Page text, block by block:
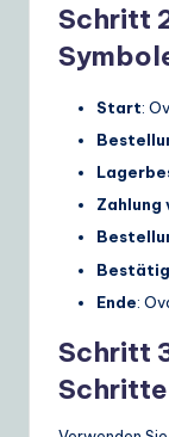
Schritt
Start:
Ende:
Schritt
Schritte